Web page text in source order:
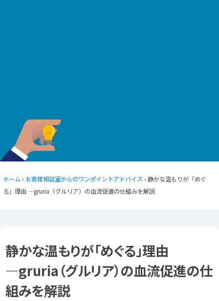
ホーム › お客様相談室からのワンポイントアドバイス › 静かな温もりが「めぐ
る」理由 ―gruria（グルリア）の血流促進の仕組みを解説
静かな温もりが「めぐる」理由
―gruria（グルリア）の血流促進の仕
組みを解説